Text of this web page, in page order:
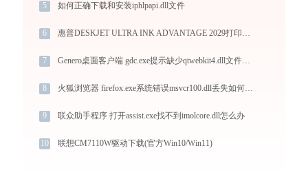
5 如何正确下载和安装iphlpapi.dll文件
6 惠普DESKJET ULTRA INK ADVANTAGE 2029打印机驱动下载安装全程指导，轻松解决打印问题
7 Genero桌面客户端 gdc.exe提示缺少qtwebkit4.dll文件的解决办法
8 火狐浏览器 firefox.exe系统错误msvcr100.dll丢失如何解决
9 联众助手程序 打开assist.exe找不到imolcore.dll怎么办
10 联想CM7110W驱动下载(官方Win10/Win11)